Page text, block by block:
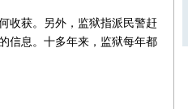
收获。另外，监狱指派民警赶
信息。十多年来，监狱每年都